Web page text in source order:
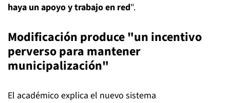
haya un apoyo y trabajo en red".
Modificación produce "un incentivo
perverso para mantener
municipalización"
El académico explica el nuevo sistema